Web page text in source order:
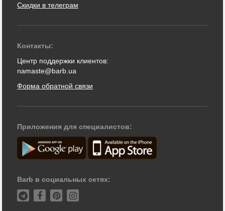
Скидки в телеграм
Контакты:
Центр поддержки клиентов:
namaste@barb.ua
Форма обратной связи
Приложения для специалистов:
Barb в социальных сетях: